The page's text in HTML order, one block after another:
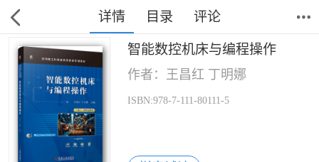
详情 目录 评论
智能数控机床与编程操作
作者：王昌红 丁明娜
ISBN:978-7-111-80111-5